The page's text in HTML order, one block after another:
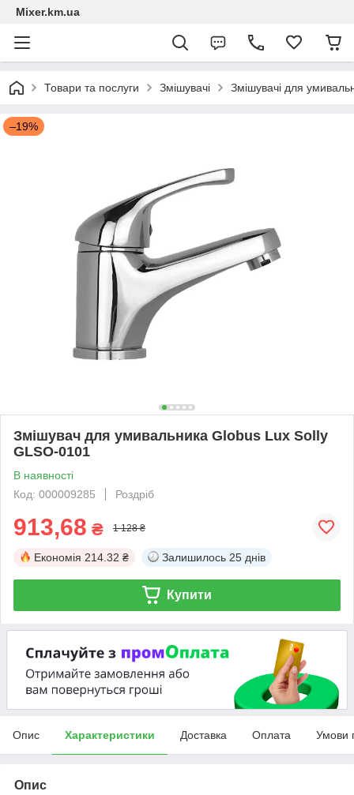
Mixer.km.ua
Товари та послуги Змішувачі Змішувачі для
–19%
Змішувач для умивальника Globus Lux Solly
GLSO-0101
В наявності
Код: 000009285
Роздріб
913,68 ₴ 1 128 ₴
Економія 214.32 ₴ Залишилось 25 днів
Купити
Опис Характеристики Доставка Оплата Умови
Опис